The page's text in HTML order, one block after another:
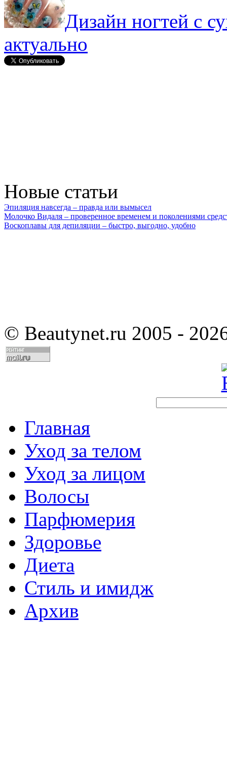
Дизайн ногтей с
актуально
Новые статьи
Эпиляция навсегда – правда или вымысел
Молочко Видаля – проверенное временем и поколениями
Воскоплавы для депиляции – быстро, выгодно, удобно
© Beautynet.ru 2005 -
Главная
Уход за телом
Уход за лицом
Волосы
Парфюмерия
Здоровье
Диета
Стиль и имидж
Архив